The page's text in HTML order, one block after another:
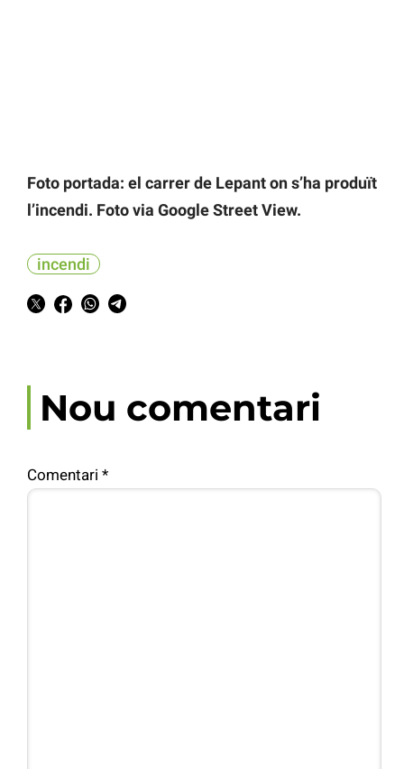
Foto portada: el carrer de Lepant on s’ha produït
l’incendi. Foto via Google Street View.
incendi
Nou comentari
Comentari *